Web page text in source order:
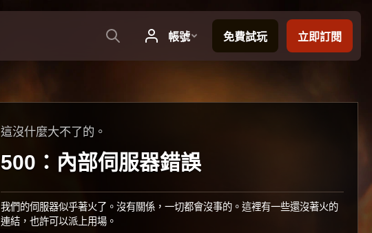
這沒什麼大不了的。
500：內部伺服器錯誤
我們的伺服器似乎著火了。沒有關係，一切都會沒事的。這裡有一些還沒著火的
連結，也許可以派上用場。